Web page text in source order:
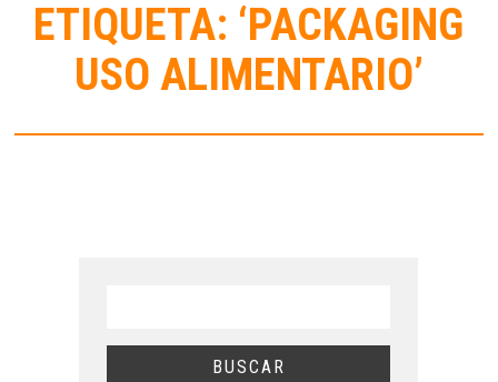
ETIQUETA: ‘PACKAGING
USO ALIMENTARIO’